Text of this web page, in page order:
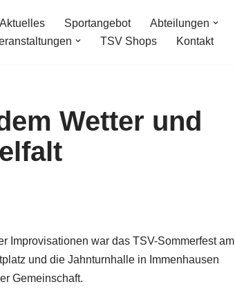
Aktuelles Sportangebot Abteilungen
TSV Shops Kontakt
Wetter und
Improvisationen war das TSV-Sommerfest am
und die Jahnturnhalle in Immenhausen
Gemeinschaft.